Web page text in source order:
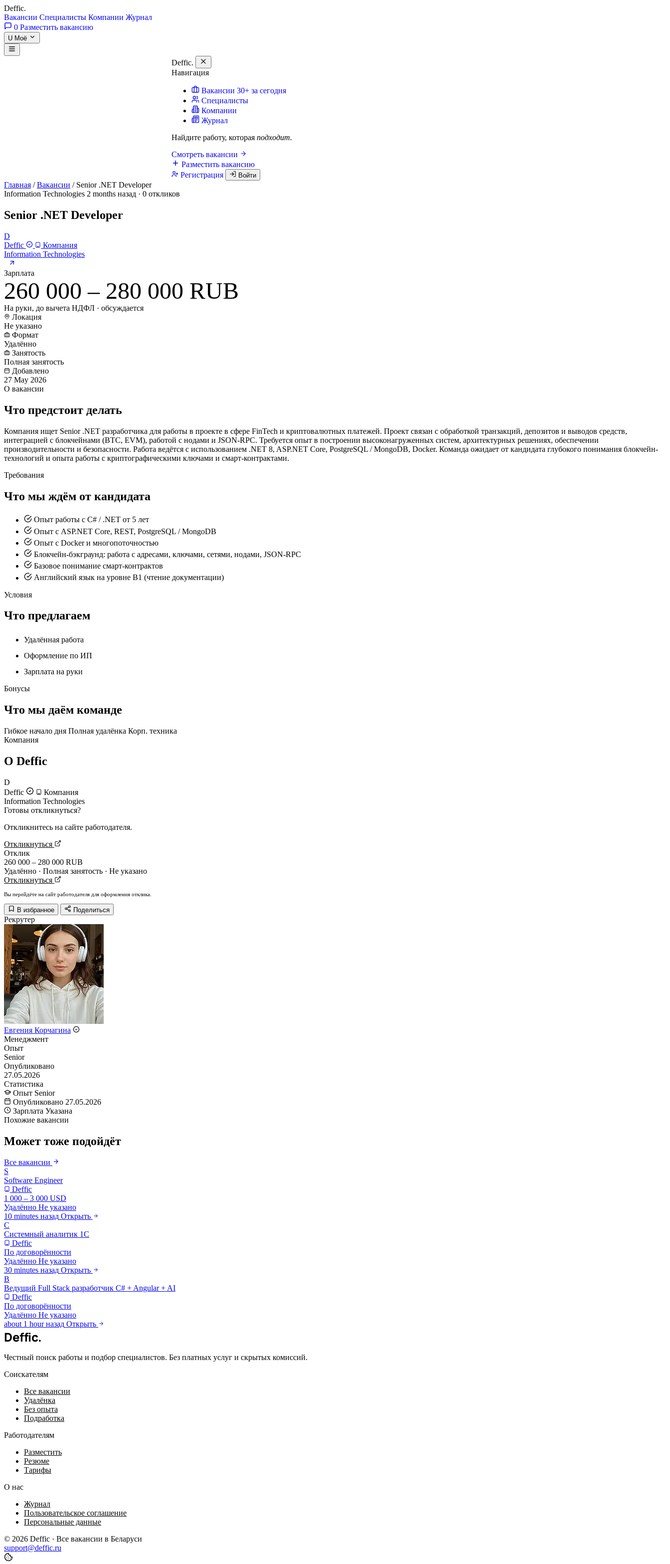
Deffic.
Вакансии Специалисты Компании Журнал
0 Разместить вакансию
U Моё
Deffic.
Навигация
Вакансии 30+ за сегодня
Специалисты
Компании
Журнал
Найдите работу, которая подходит.
Смотреть вакансии
Разместить вакансию
Регистрация
Войти
Главная / Вакансии / Senior .NET Developer
Information Technologies 2 months назад · 0 откликов
Senior .NET Developer
D
Deffic
Компания
Information Technologies
Зарплата
260 000 – 280 000 RUB
На руки, до вычета НДФЛ · обсуждается
Локация
Не указано
Формат
Удалённо
Занятость
Полная занятость
Добавлено
27 May 2026
О вакансии
Что предстоит делать
Компания ищет Senior .NET разработчика для работы в проекте в сфере FinTech и криптовалютных платежей. Проект связан с обработкой транзакций, депозитов и выводов средств,
интеграцией с блокчейнами (BTC, EVM), работой с нодами и JSON-RPC. Требуется опыт в построении высоконагруженных систем, архитектурных решениях, обеспечении
производительности и безопасности. Работа ведётся с использованием .NET 8, ASP.NET Core, PostgreSQL / MongoDB, Docker. Команда ожидает от кандидата глубокого понимания блокчейн-
технологий и опыта работы с криптографическими ключами и смарт-контрактами.
Требования
Что мы ждём от кандидата
Опыт работы с C# / .NET от 5 лет
Опыт с ASP.NET Core, REST, PostgreSQL / MongoDB
Опыт с Docker и многопоточностью
Блокчейн-бэкграунд: работа с адресами, ключами, сетями, нодами, JSON-RPC
Базовое понимание смарт-контрактов
Английский язык на уровне B1 (чтение документации)
Условия
Что предлагаем
Удалённая работа
Оформление по ИП
Зарплата на руки
Бонусы
Что мы даём команде
Гибкое начало дня Полная удалёнка Корп. техника
Компания
О Deffic
D
Deffic
Компания
Information Technologies
Готовы откликнуться?
Откликнитесь на сайте работодателя.
Откликнуться
Отклик
260 000 – 280 000 RUB
Удалённо · Полная занятость · Не указано
Откликнуться
Вы перейдёте на сайт работодателя для оформления отклика.
В избранное Поделиться
Рекрутер
Евгения Корчагина
Менеджмент
Опыт
Senior
Опубликовано
27.05.2026
Статистика
Опыт Senior
Опубликовано 27.05.2026
Зарплата Указана
Похожие вакансии
Может тоже подойдёт
Все вакансии
S
Software Engineer
Deffic
1 000 – 3 000 USD
Удалённо Не указано
10 minutes назад Открыть
С
Системный аналитик 1С
Deffic
По договорённости
Удалённо Не указано
30 minutes назад Открыть
В
Ведущий Full Stack разработчик C# + Angular + AI
Deffic
По договорённости
Удалённо Не указано
about 1 hour назад Открыть
Deffic.
Честный поиск работы и подбор специалистов. Без платных услуг и скрытых комиссий.
Соискателям
Все вакансии
Удалёнка
Без опыта
Подработка
Работодателям
Разместить
Резюме
Тарифы
О нас
Журнал
Пользовательское соглашение
Персональные данные
© 2026 Deffic · Все вакансии в Беларуси
support@deffic.ru